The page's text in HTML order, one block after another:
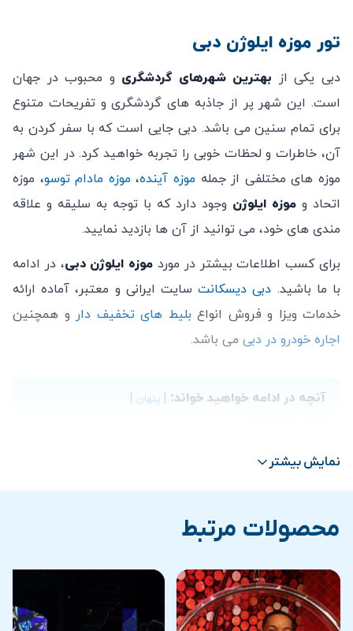
تور موزه ایلوژن دبی
دبی یکی از بهترین شهرهای گردشگری و محبوب در جهان
است. این شهر پر از جاذبه های گردشگری و تفریحات متنوع
برای تمام سنین می باشد. دبی جایی است که با سفر کردن به
آن، خاطرات و لحظات خوبی را تجربه خواهید کرد. در این شهر
موزه های مختلفی از جمله موزه آینده، موزه مادام توسو، موزه
اتحاد و موزه ایلوژن وجود دارد که با توجه به سلیقه و علاقه
مندی های خود، می توانید از آن ها بازدید نمایید.
برای کسب اطلاعات بیشتر در مورد موزه ایلوژن دبی، در ادامه
با ما باشید. دبی دیسکانتسایت ایرانی و معتبر، آماده ارائه
خدمات ویزا و فروش انواع بلیط های تخفیف دار و همچنین
اجاره خودرو در دبی می باشد.
آنچه در ادامه خواهید خواند: پنهان
3 چه چیزی در موزه ایلوژن در انتظار شماست؟
یکی از پرطرفدارترین جاذبه های گردشگری در همه شهرها،
موزهاست. موزه ایلوژن به معنی موزه توهماتاست؛ به این
نمایش بیشتر
محصولات مرتبط